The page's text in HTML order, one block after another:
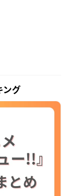
告なく変更に
ング